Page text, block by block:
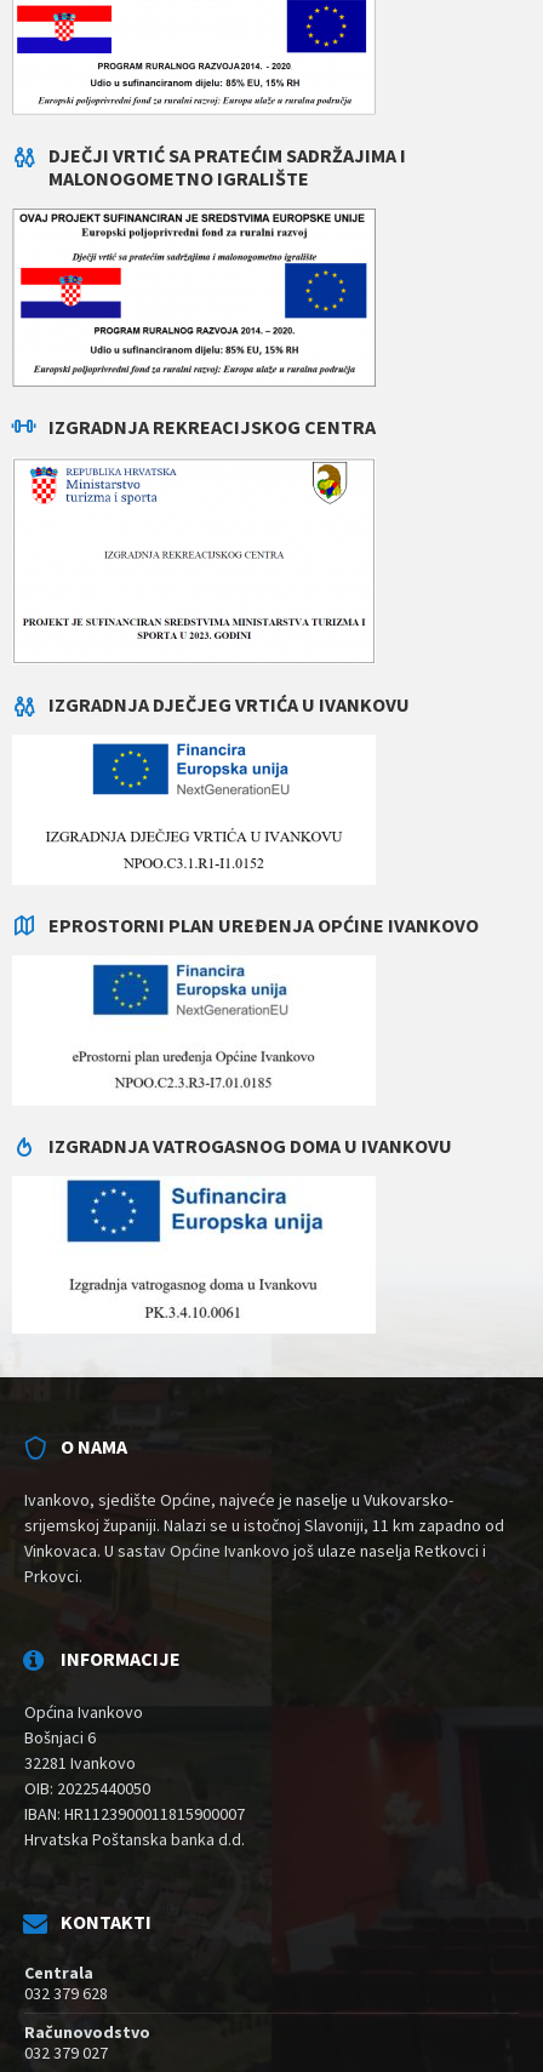
DJEČJI VRTIĆ SA PRATEĆIM SADRŽAJIMA I
MALONOGOMETNO IGRALIŠTE
IZGRADNJA REKREACIJSKOG CENTRA
IZGRADNJA DJEČJEG VRTIĆA U IVANKOVU
EPROSTORNI PLAN UREĐENJA OPĆINE IVANKOVO
IZGRADNJA VATROGASNOG DOMA U IVANKOVU
O NAMA
Ivankovo, sjedište Općine, najveće je naselje u Vukovarsko-
srijemskoj županiji. Nalazi se u istočnoj Slavoniji, 11 km zapadno od
Vinkovaca. U sastav Općine Ivankovo još ulaze naselja Retkovci i
Prkovci.
INFORMACIJE
Općina Ivankovo
Bošnjaci 6
32281 Ivankovo
OIB: 20225440050
IBAN: HR1123900011815900007
Hrvatska Poštanska banka d.d.
KONTAKTI
Centrala
032 379 628
Računovodstvo
032 379 027